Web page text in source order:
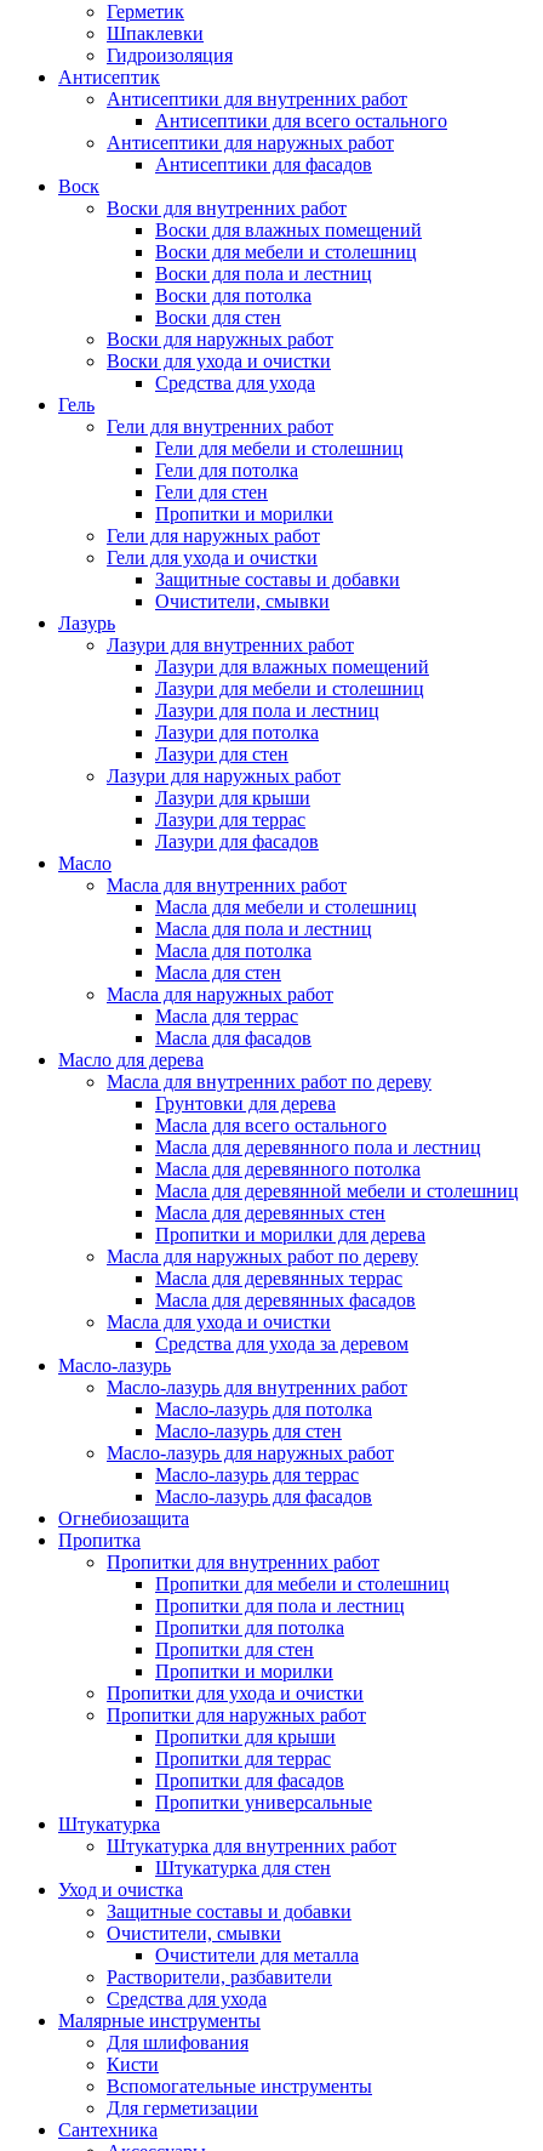
Герметик
Шпаклевки
Гидроизоляция
Антисептик
Антисептики для внутренних работ
Антисептики для всего остального
Антисептики для наружных работ
Антисептики для фасадов
Воск
Воски для внутренних работ
Воски для влажных помещений
Воски для мебели и столешниц
Воски для пола и лестниц
Воски для потолка
Воски для стен
Воски для наружных работ
Воски для ухода и очистки
Средства для ухода
Гель
Гели для внутренних работ
Гели для мебели и столешниц
Гели для потолка
Гели для стен
Пропитки и морилки
Гели для наружных работ
Гели для ухода и очистки
Защитные составы и добавки
Очистители, смывки
Лазурь
Лазури для внутренних работ
Лазури для влажных помещений
Лазури для мебели и столешниц
Лазури для пола и лестниц
Лазури для потолка
Лазури для стен
Лазури для наружных работ
Лазури для крыши
Лазури для террас
Лазури для фасадов
Масло
Масла для внутренних работ
Масла для мебели и столешниц
Масла для пола и лестниц
Масла для потолка
Масла для стен
Масла для наружных работ
Масла для террас
Масла для фасадов
Масло для дерева
Масла для внутренних работ по дереву
Грунтовки для дерева
Масла для всего остального
Масла для деревянного пола и лестниц
Масла для деревянного потолка
Масла для деревянной мебели и столешниц
Масла для деревянных стен
Пропитки и морилки для дерева
Масла для наружных работ по дереву
Масла для деревянных террас
Масла для деревянных фасадов
Масла для ухода и очистки
Средства для ухода за деревом
Масло-лазурь
Масло-лазурь для внутренних работ
Масло-лазурь для потолка
Масло-лазурь для стен
Масло-лазурь для наружных работ
Масло-лазурь для террас
Масло-лазурь для фасадов
Огнебиозащита
Пропитка
Пропитки для внутренних работ
Пропитки для мебели и столешниц
Пропитки для пола и лестниц
Пропитки для потолка
Пропитки для стен
Пропитки и морилки
Пропитки для ухода и очистки
Пропитки для наружных работ
Пропитки для крыши
Пропитки для террас
Пропитки для фасадов
Пропитки универсальные
Штукатурка
Штукатурка для внутренних работ
Штукатурка для стен
Уход и очистка
Защитные составы и добавки
Очистители, смывки
Очистители для металла
Растворители, разбавители
Средства для ухода
Малярные инструменты
Для шлифования
Кисти
Вспомогательные инструменты
Для герметизации
Сантехника